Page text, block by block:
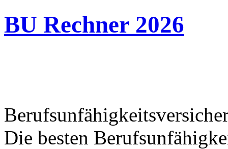
BU Rechner 2026
Die besten